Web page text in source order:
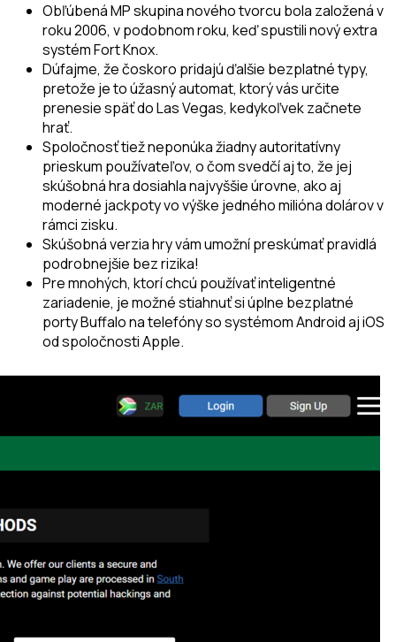
Obľúbená MP skupina nového tvorcu bola založená v
roku 2006, v podobnom roku, keď spustili nový extra
systém Fort Knox.
Dúfajme, že čoskoro pridajú ďalšie bezplatné typy,
pretože je to úžasný automat, ktorý vás určite
prenesie späť do Las Vegas, kedykoľvek začnete
hrať.
Spoločnosť tiež neponúka žiadny autoritatívny
prieskum používateľov, o čom svedčí aj to, že jej
skúšobná hra dosiahla najvyššie úrovne, ako aj
moderné jackpoty vo výške jedného milióna dolárov v
rámci zisku.
Skúšobná verzia hry vám umožní preskúmať pravidlá
podrobnejšie bez rizika!
Pre mnohých, ktorí chcú používať inteligentné
zariadenie, je možné stiahnuť si úplne bezplatné
porty Buffalo na telefóny so systémom Android aj iOS
od spoločnosti Apple.